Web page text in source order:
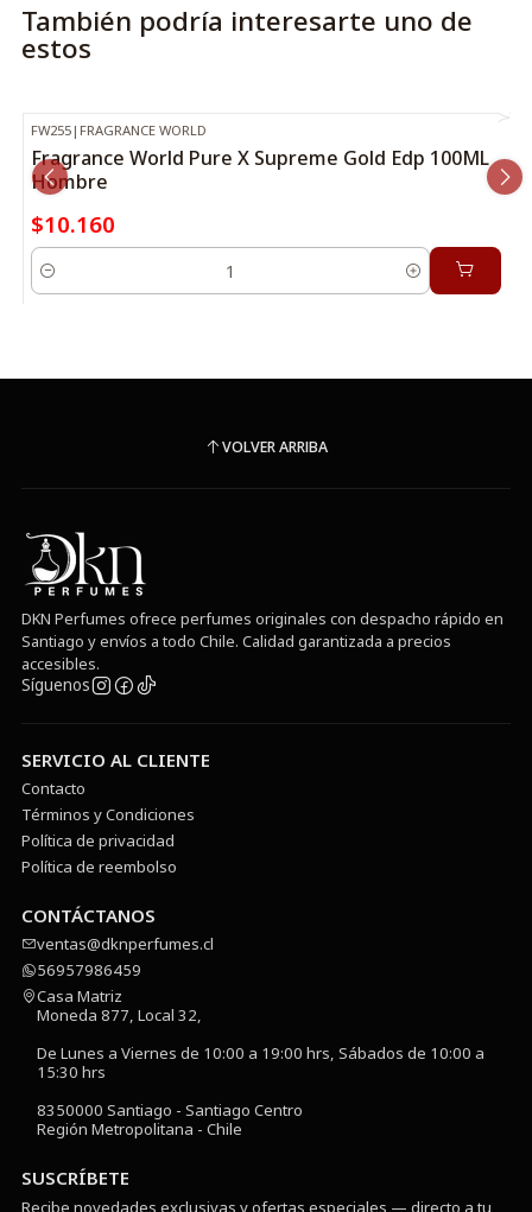
También podría interesarte uno de
estos
FW255 | FRAGRANCE WORLD
Fragrance World Pure X Supreme Gold Edp 100ML
Hombre
$10.160
Cantidad
VOLVER ARRIBA
DKN Perfumes ofrece perfumes originales con despacho rápido en
Santiago y envíos a todo Chile. Calidad garantizada a precios
accesibles.
Síguenos
SERVICIO AL CLIENTE
Contacto
Términos y Condiciones
Política de privacidad
Política de reembolso
CONTÁCTANOS
ventas@dknperfumes.cl
56957986459
Casa Matriz
Moneda 877, Local 32,
De Lunes a Viernes de 10:00 a 19:00 hrs, Sábados de 10:00 a
15:30 hrs
8350000 Santiago - Santiago Centro
Región Metropolitana - Chile
SUSCRÍBETE
Recibe novedades exclusivas y ofertas especiales — directo a tu